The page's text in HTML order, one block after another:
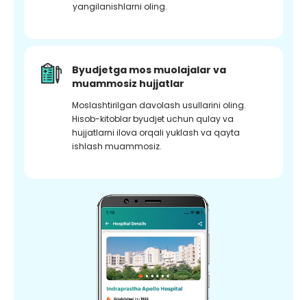
yangilanishlarni oling.
Byudjetga mos muolajalar va
muammosiz hujjatlar
Moslashtirilgan davolash usullarini oling.
Hisob-kitoblar byudjet uchun qulay va
hujjatlarni ilova orqali yuklash va qayta
ishlash muammosiz.